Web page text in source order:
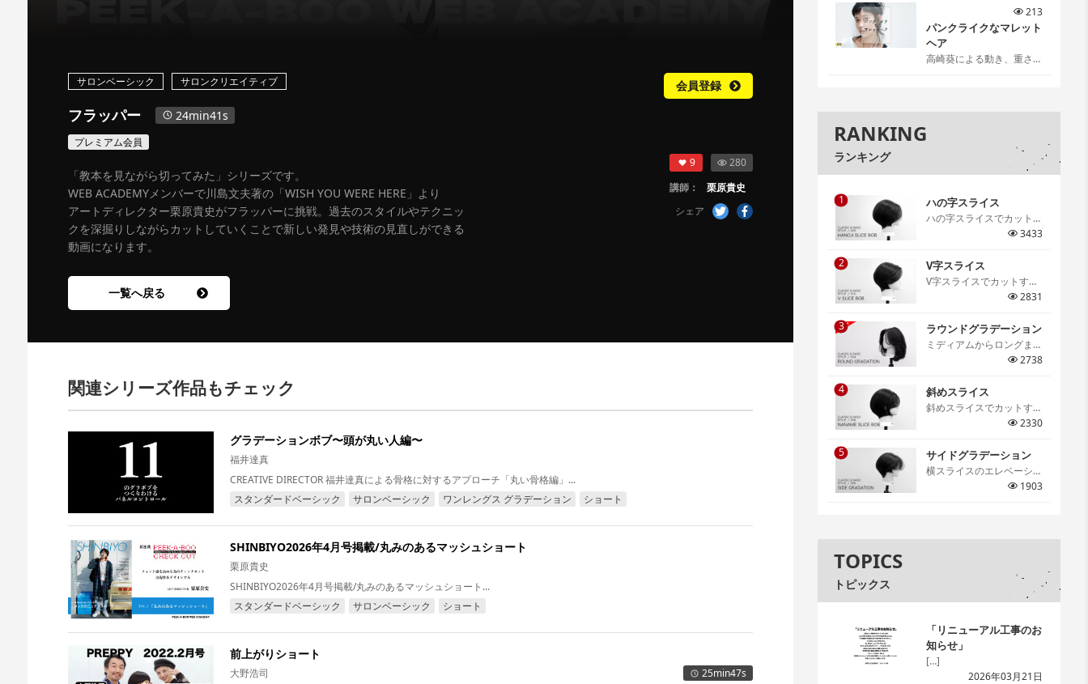
会員登録
サロンベーシック サロンクリエイティブ
フラッパー 24min41s
プレミアム会員
「教本を見ながら切ってみた」シリーズです。
WEB ACADEMYメンバーで川島文夫著の「WISH YOU WERE HERE」より
アートディレクター栗原貴史がフラッパーに挑戦。過去のスタイルやテクニッ
クを深掘りしながらカットしていくことで新しい発見や技術の見直しができる
動画になります。
9
280
講師：
栗原貴史
シェア
一覧へ戻る
関連シリーズ作品もチェック
グラデーションボブ〜頭が丸い人編〜
福井達真
CREATIVE DIRECTOR 福井達真による骨格に対するアプローチ「丸い骨格編」...
スタンダードベーシック
サロンベーシック ワンレングス グラデーション ショート
SHINBIYO2026年4月号掲載/丸みのあるマッシュショート
栗原貴史
SHINBIYO2026年4月号掲載/丸みのあるマッシュショート...
スタンダードベーシック
サロンベーシック ショート
前上がりショート
大野浩司
25min47s
ショートスタイル。 伊藤
ならではの可愛いの見つけ
方、お伝えします。[…]
パンクライクなマレット
ヘア
高崎葵による動き、重さ、
213
RANKING
ランキング
1 ハの字スライス
ハの字スライスでカットす
るグラデーションボブ。ハ
仕上がりの特徴などを細か
く解説しています。[…]
3433
2 V字スライス
V字スライスでカットする
グラデーションボブ。V字
リのあるシルエットは必ず
身につけたいテクニック。
2831
3 ラウンドグラデーション
ミディアムからロングま
で、スタイルの基礎となる
グラデーション。アウトラ
インの切り方や顔周りのレ
イヤーの作り方、丸みのあ
までを詳しく解説していま
す。[…]
2738
4 斜めスライス
斜めスライスでカットする
グラデーションボブ。骨格
り方やスライスの取り方、
コームワークまで詳しく解
2330
5 サイドグラデーション
横スライスのエレベーショ
ンカットを学ぶサイドグラ
1903
TOPICS
トピックス
「リニューアル工事のお
知らせ」
[…]
2026年03月21日